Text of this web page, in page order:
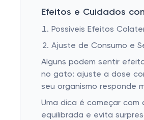
Efeitos e Cuidados
Possíveis Efeitos
Ajuste de Consumo e
Alguns podem sentir
no gato: ajuste a dose
seu organismo responde
Uma dica é começar com
equilibrada e evita